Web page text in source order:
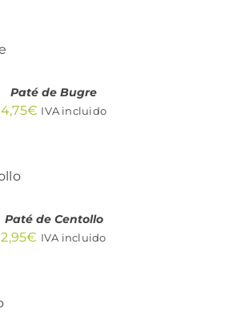
Paté de Bugre
4,75€ IVA incluido
Paté de Centollo
2,95€ IVA incluido